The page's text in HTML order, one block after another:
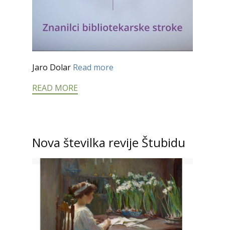
Jaro Dolar Read more
READ MORE
Nova številka revije Štubidu